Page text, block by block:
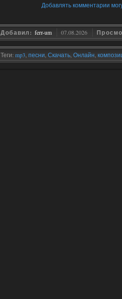
Добавлять комментарии
Добавил: ferr-um 07.08.2026
Теги: mp3 песни Скачать Онлайн